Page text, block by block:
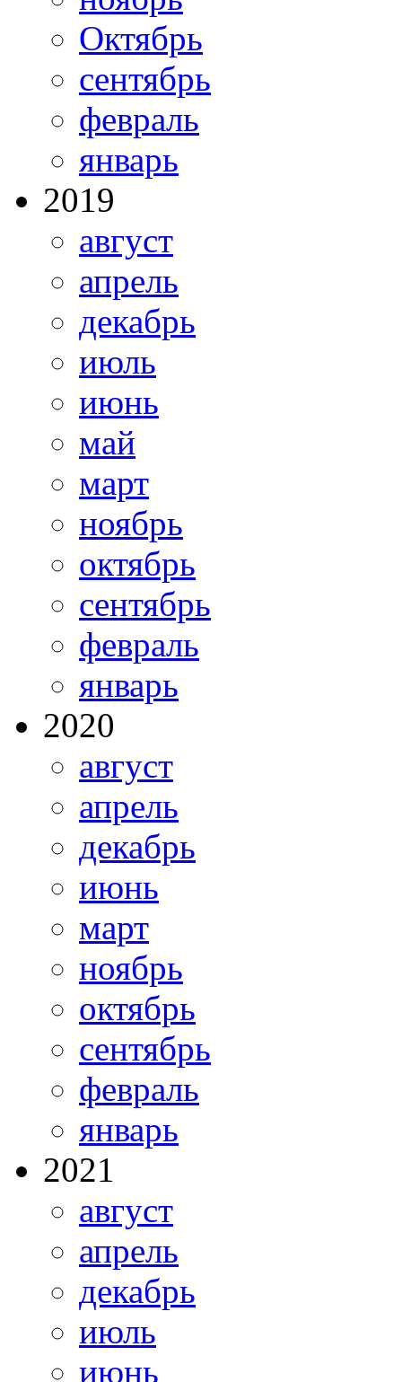
Октябрь
сентябрь
февраль
январь
2019
август
апрель
декабрь
июль
июнь
май
март
ноябрь
октябрь
сентябрь
февраль
январь
2020
август
апрель
декабрь
июнь
март
ноябрь
октябрь
сентябрь
февраль
январь
2021
август
апрель
декабрь
июль
июнь